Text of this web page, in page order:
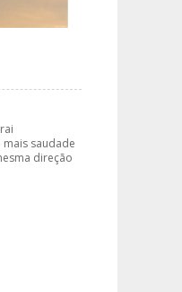
saudade
direção